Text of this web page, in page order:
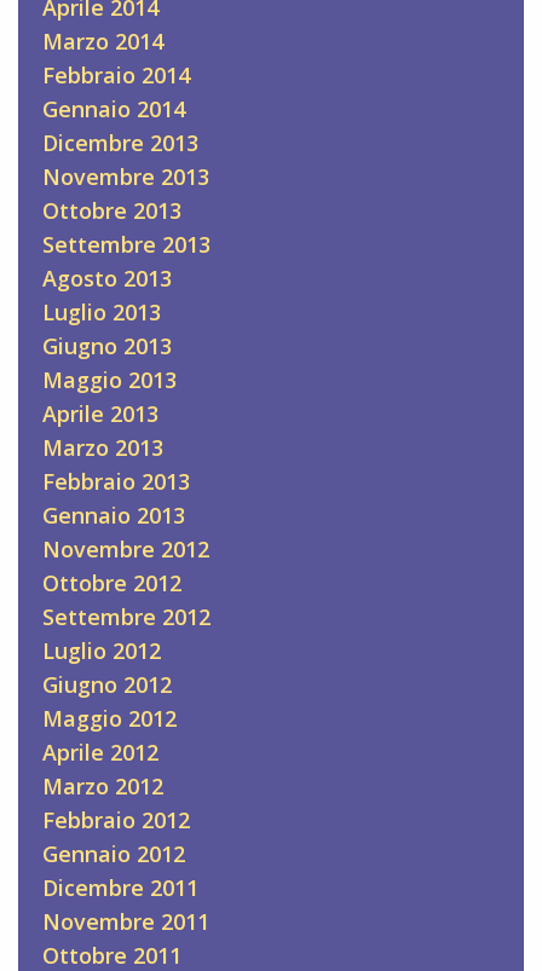
Aprile 2014
Marzo 2014
Febbraio 2014
Gennaio 2014
Dicembre 2013
Novembre 2013
Ottobre 2013
Settembre 2013
Agosto 2013
Luglio 2013
Giugno 2013
Maggio 2013
Aprile 2013
Marzo 2013
Febbraio 2013
Gennaio 2013
Novembre 2012
Ottobre 2012
Settembre 2012
Luglio 2012
Giugno 2012
Maggio 2012
Aprile 2012
Marzo 2012
Febbraio 2012
Gennaio 2012
Dicembre 2011
Novembre 2011
Ottobre 2011